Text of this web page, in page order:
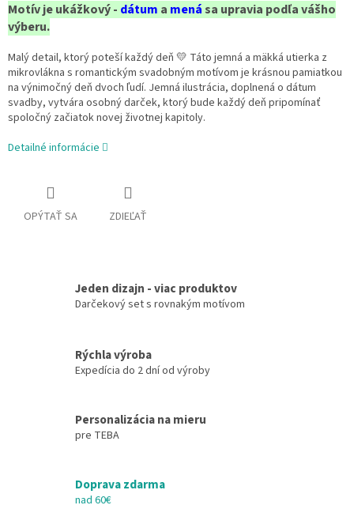
Motív je ukážkový - dátum a menása upravia podľa vášho
výberu.
Malý detail, ktorý poteší každý deň 💛 Táto jemná a mäkká utierka z
mikrovlákna s romantickým svadobným motívom je krásnou pamiatkou
na výnimočný deň dvoch ľudí. Jemná ilustrácia, doplnená o dátum
svadby, vytvára osobný darček, ktorý bude každý deň pripomínať
spoločný začiatok novej životnej kapitoly.
Detailné informácie
OPÝTAŤ SA ZDIEĽAŤ
Jeden dizajn - viac produktov
Darčekový set s rovnakým motívom
Rýchla výroba
Expedícia do 2 dní od výroby
Personalizácia na mieru
pre TEBA
Doprava zdarma
nad 60€